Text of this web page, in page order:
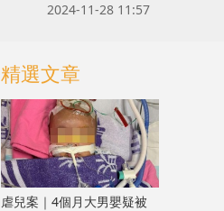
2024-11-28 11:57
精選文章
虐兒案｜4個月大男嬰疑被